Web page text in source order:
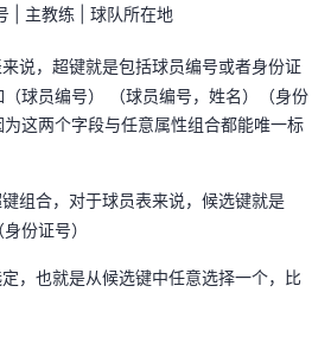
| 主教练 | 球队所在地
说，超键就是包括球员编号或者身份证
球员编号） （球员编号，姓名）（身份
这两个字段与任意属性组合都能唯一标
组合，对于球员表来说，候选键就是
份证号）
，也就是从候选键中任意选择一个，比